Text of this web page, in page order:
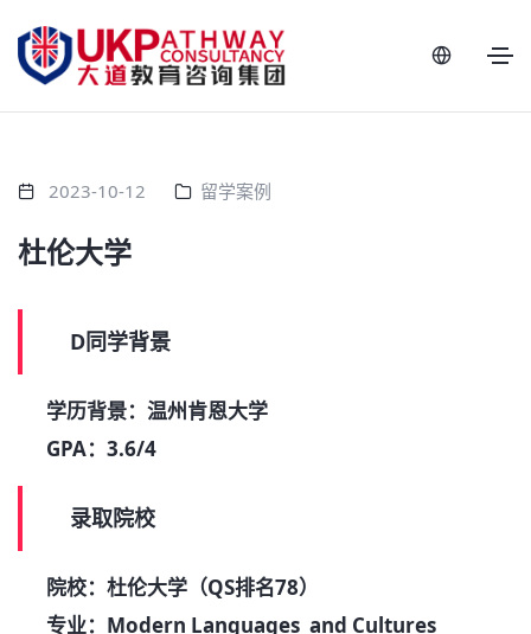
2023-10-12 留学案例
杜伦大学
D同学背景
学历背景：温州肯恩大学
GPA：3.6/4
录取院校
院校：杜伦大学（QS排名78）
专业：Modern Languages and Cultures